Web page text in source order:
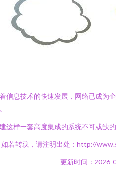
信息技术的快速发展，网络已成为
这样一套高度集成的系统不可或缺
如若转载，请注明出处：http://
更新时间：2026-